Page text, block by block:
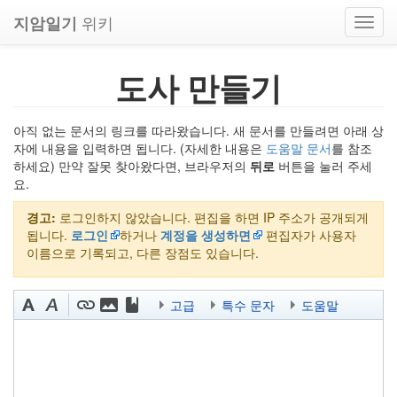
지암일기 위키
도사 만들기
아직 없는 문서의 링크를 따라왔습니다. 새 문서를 만들려면 아래 상
자에 내용을 입력하면 됩니다. (자세한 내용은 도움말 문서를 참조
하세요) 만약 잘못 찾아왔다면, 브라우저의 뒤로 버튼을 눌러 주세
요.
경고: 로그인하지 않았습니다. 편집을 하면 IP 주소가 공개되게
됩니다. 로그인 하거나 계정을 생성하면
편집자가 사용자
이름으로 기록되고, 다른 장점도 있습니다.
고급 특수 문자 도움말